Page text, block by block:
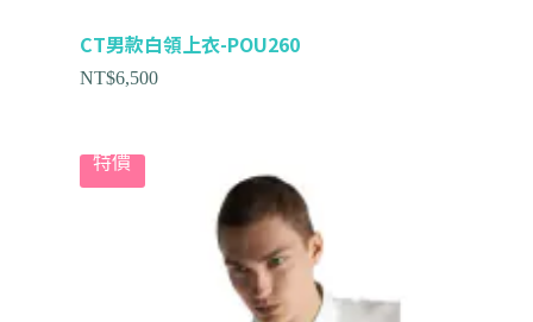
CT男款白領上衣-POU260
NT$6,500
特價